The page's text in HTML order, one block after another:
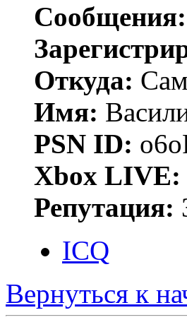
Сообщения:
Откуда:
Имя:
PSN ID:
Xbox LIVE:
Репутация:
ICQ
Вернуться к